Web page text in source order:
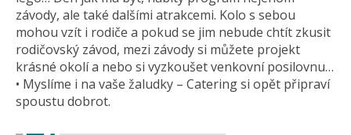
závody, ale také dalšími atrakcemi. Kolo s sebou
mohou vzít i rodiče a pokud se jim nebude chtít zkusit
rodičovský závod, mezi závody si můžete projekt
krásné okolí a nebo si vyzkoušet venkovní posilovnu…
• Myslíme i na vaše žaludky – Catering si opět připraví
spoustu dobrot.